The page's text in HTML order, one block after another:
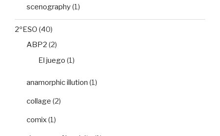
scenography(1)
2ºESO (40)
ABP2 (2)
El juego (1)
anamorphic illution (1)
collage (2)
comix(1)